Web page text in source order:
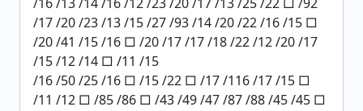
/17 /20 /23 /13 /15 /27 /93 /14 /20 /22 /16 /15 □
/20 /41 /15 /16 □ /20 /17 /17 /18 /22 /12 /20 /17
/15 /12 /14 □ /11 /15
/16 /50 /25 /16 □ /15 /22 □ /17 /116 /17 /15 □
/11 /12 □ /85 /86 □ /43 /49 /47 /87 /88 /45 /45 □